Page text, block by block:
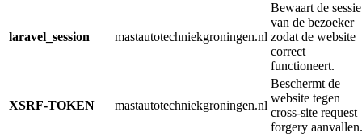
laravel_session mastautotechniekgroningen.nl
Bewaart de sessie
van de bezoeker
zodat de website
correct
functioneert.
XSRF-TOKEN mastautotechniekgroningen.nl
Beschermt de
website tegen
cross-site request
forgery aanvallen.